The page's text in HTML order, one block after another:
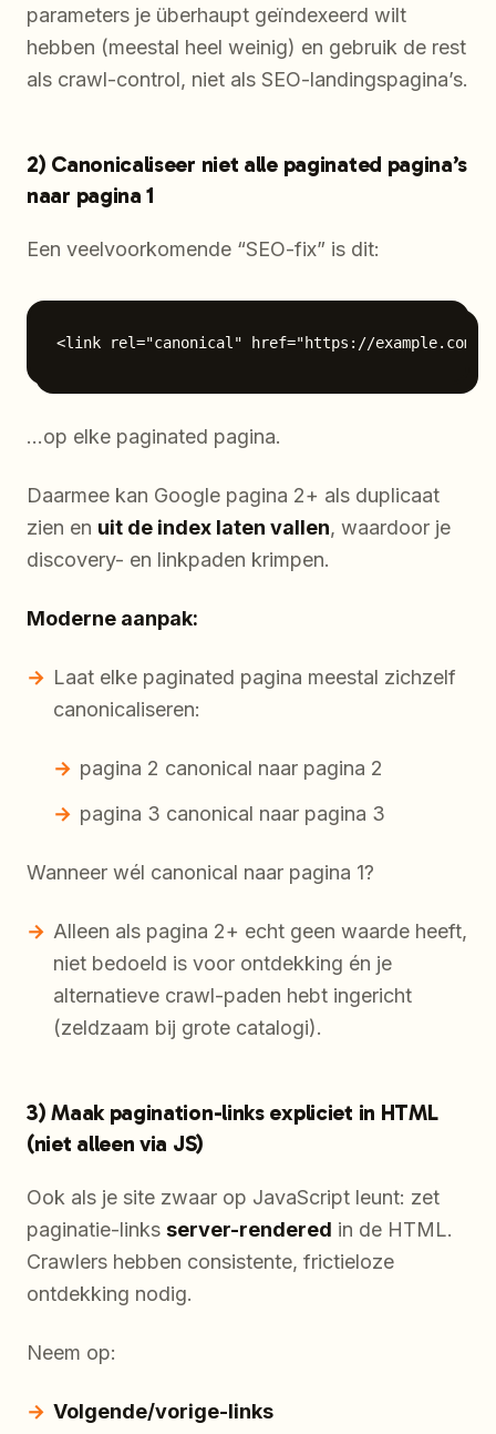
parameters je überhaupt geïndexeerd wilt
hebben (meestal heel weinig) en gebruik de rest
als crawl-control, niet als SEO-landingspagina’s.
2) Canonicaliseer niet alle paginated pagina’s
naar pagina 1
Een veelvoorkomende “SEO-fix” is dit:
…op elke paginated pagina.
Daarmee kan Google pagina 2+ als duplicaat
zien en uit de index laten vallen, waardoor je
discovery- en linkpaden krimpen.
Moderne aanpak:
Laat elke paginated pagina meestal zichzelf
canonicaliseren:
pagina 2 canonical naar pagina 2
pagina 3 canonical naar pagina 3
Wanneer wél canonical naar pagina 1?
Alleen als pagina 2+ echt geen waarde heeft,
niet bedoeld is voor ontdekking én je
alternatieve crawl-paden hebt ingericht
(zeldzaam bij grote catalogi).
3) Maak pagination-links expliciet in HTML
(niet alleen via JS)
Ook als je site zwaar op JavaScript leunt: zet
paginatie-links server-rendered in de HTML.
Crawlers hebben consistente, frictieloze
ontdekking nodig.
Neem op:
Volgende/vorige-links